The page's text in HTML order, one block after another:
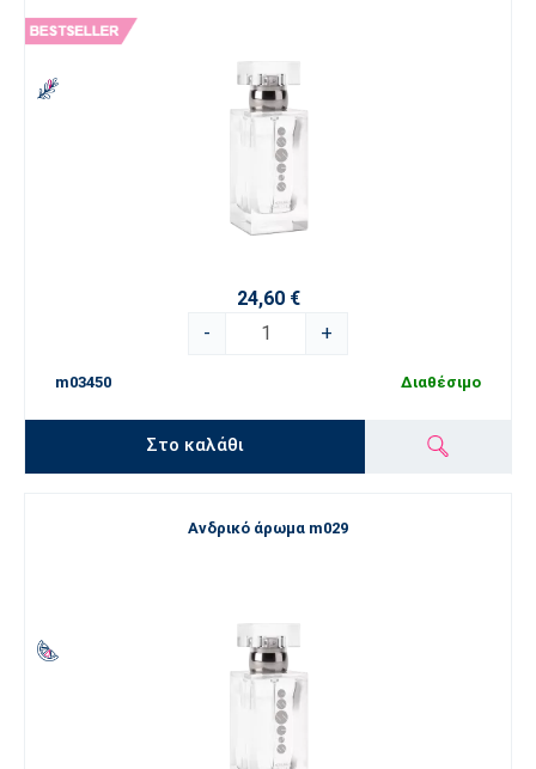
24,60 €
-
+
m03450 Διαθέσιμο
Στο καλάθι
Ανδρικό άρωμα m029